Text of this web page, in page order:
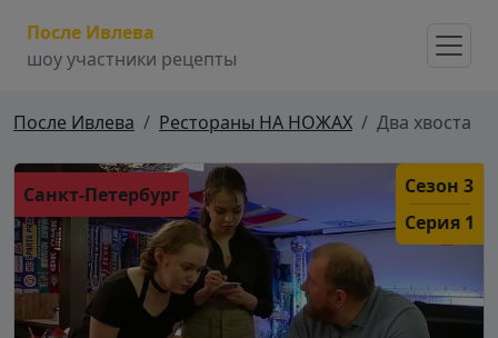
После Ивлева
шоу участники рецепты
После Ивлева Рестораны НА НОЖАХ Два хвоста
Санкт-Петербург
Сезон 3
Серия 1